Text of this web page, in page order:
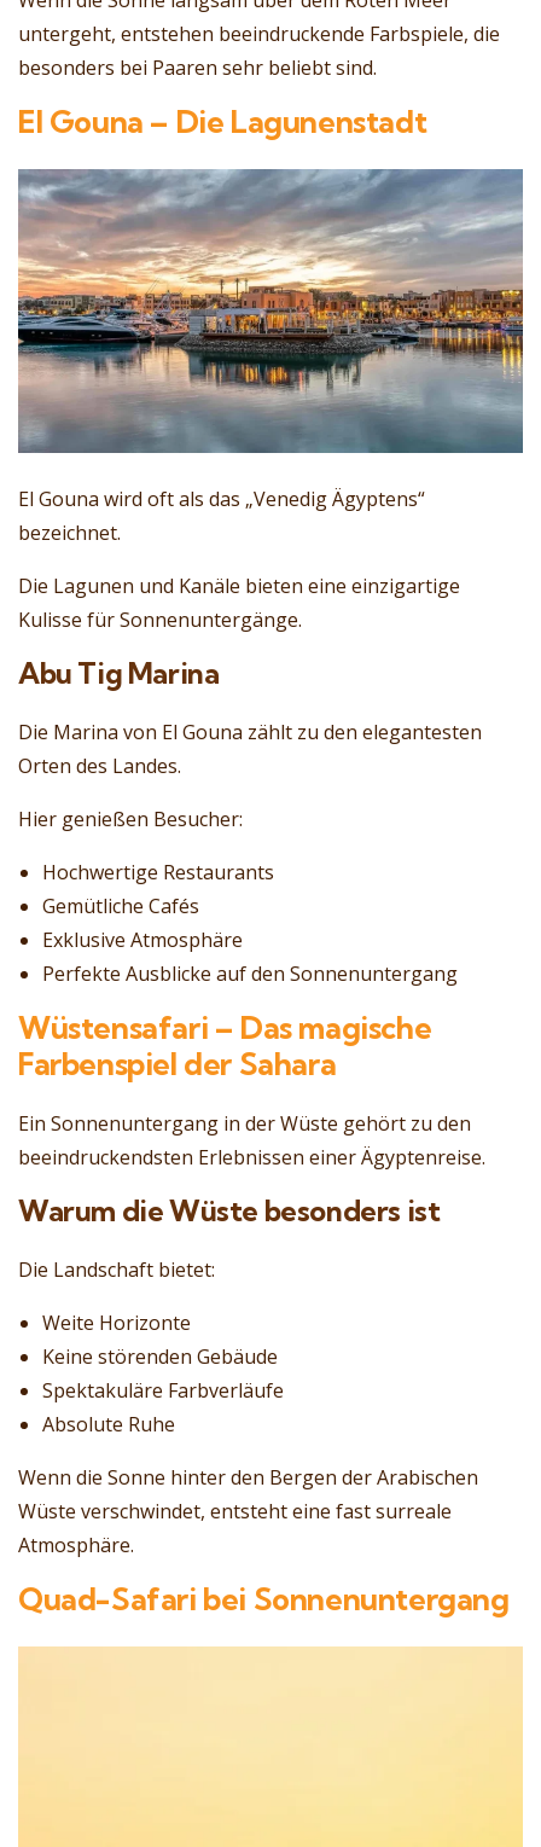
untergeht, entstehen beeindruckende Farbspiele, die
besonders bei Paaren sehr beliebt sind.
El Gouna – Die Lagunenstadt
El Gouna wird oft als das „Venedig Ägyptens“
bezeichnet.
Die Lagunen und Kanäle bieten eine einzigartige
Kulisse für Sonnenuntergänge.
Abu Tig Marina
Die Marina von El Gouna zählt zu den elegantesten
Orten des Landes.
Hier genießen Besucher:
Hochwertige Restaurants
Gemütliche Cafés
Exklusive Atmosphäre
Perfekte Ausblicke auf den Sonnenuntergang
Wüstensafari – Das magische
Farbenspiel der Sahara
Ein Sonnenuntergang in der Wüste gehört zu den
beeindruckendsten Erlebnissen einer Ägyptenreise.
Warum die Wüste besonders ist
Die Landschaft bietet:
Weite Horizonte
Keine störenden Gebäude
Spektakuläre Farbverläufe
Absolute Ruhe
Wenn die Sonne hinter den Bergen der Arabischen
Wüste verschwindet, entsteht eine fast surreale
Atmosphäre.
Quad-Safari bei Sonnenuntergang